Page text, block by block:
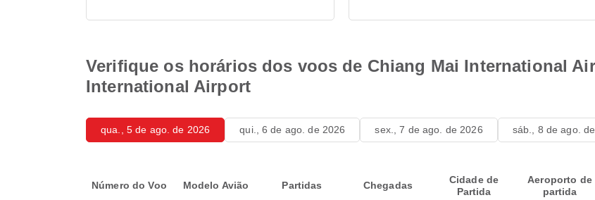
Verifique os horários dos voos de Chiang Mai International
International Airport
qua., 5 de ago. de 2026 qui., 6 de ago. de 2026 sex., 7 de ago. de 2026 sáb., 8 de ago.
Número do Voo Modelo Avião Partidas Chegadas
Cidade de
Partida
Aeroporto de
partida